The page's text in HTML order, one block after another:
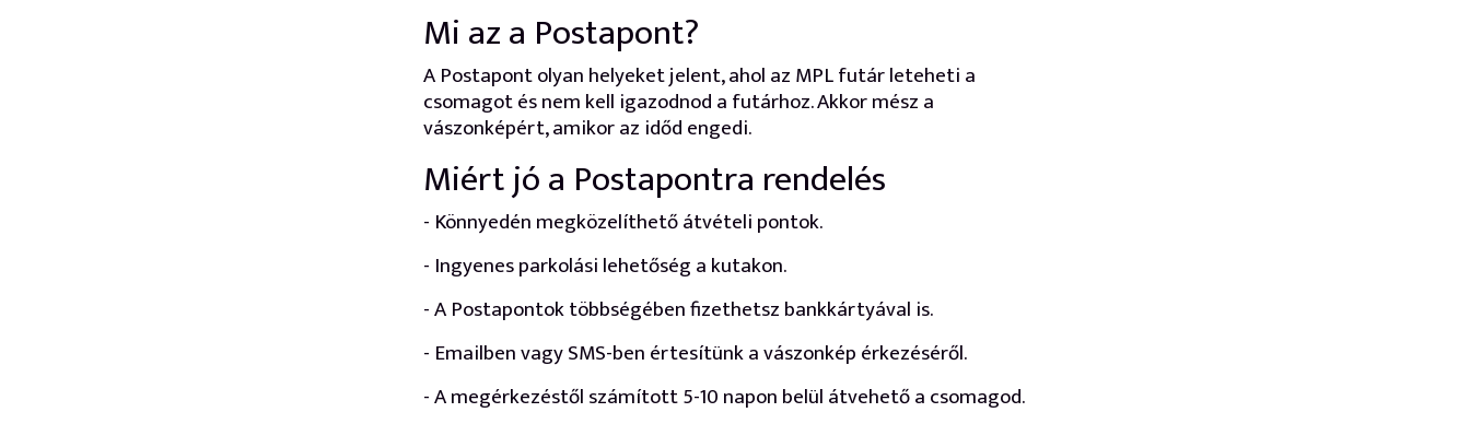
Mi az a Postapont?
A Postapont olyan helyeket jelent, ahol az MPL futár leteheti a
csomagot és nem kell igazodnod a futárhoz. Akkor mész a
vászonképért, amikor az időd engedi.
Miért jó a Postapontra rendelés
- Könnyedén megközelíthető átvételi pontok.
- Ingyenes parkolási lehetőség a kutakon.
- A Postapontok többségében fizethetsz bankkártyával is.
- Emailben vagy SMS-ben értesítünk a vászonkép érkezéséről.
- A megérkezéstől számított 5-10 napon belül átvehető a csomagod.